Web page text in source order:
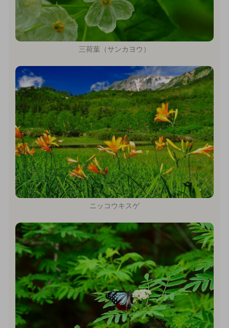
三荷葉（サンカヨウ）
ニッコウキスゲ